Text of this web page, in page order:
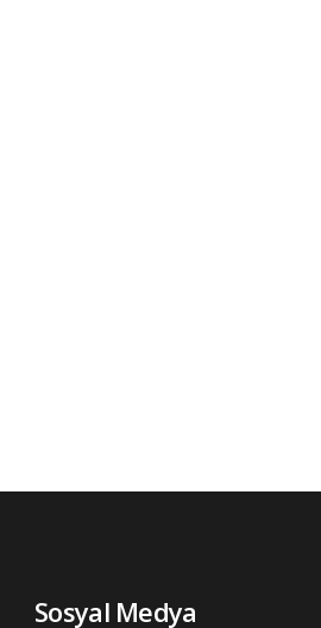
Sosyal Medya